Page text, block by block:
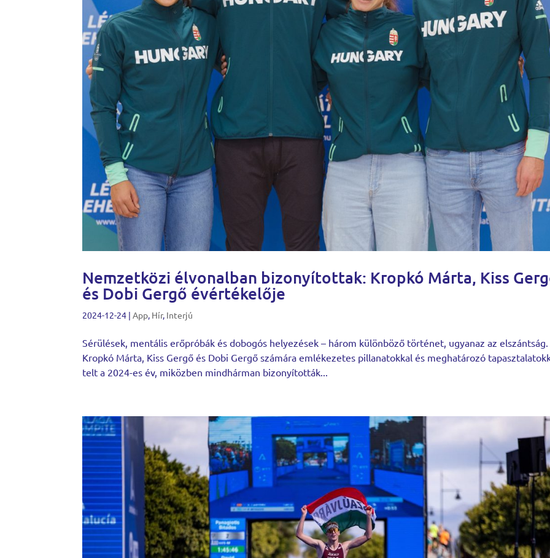
Nemzetközi élvonalban bizonyítottak: Kropkó Márta, Kiss
és Dobi Gergő évértékelője
2024-12-24 |App, Hír, Interjú
Sérülések, mentális erőpróbák és dobogós helyezések – három különböző történet, ugyanaz az elszántság.
Kropkó Márta, Kiss Gergő és Dobi Gergő számára emlékezetes pillanatokkal és meghatározó
telt a 2024-es év, miközben mindhárman bizonyították...